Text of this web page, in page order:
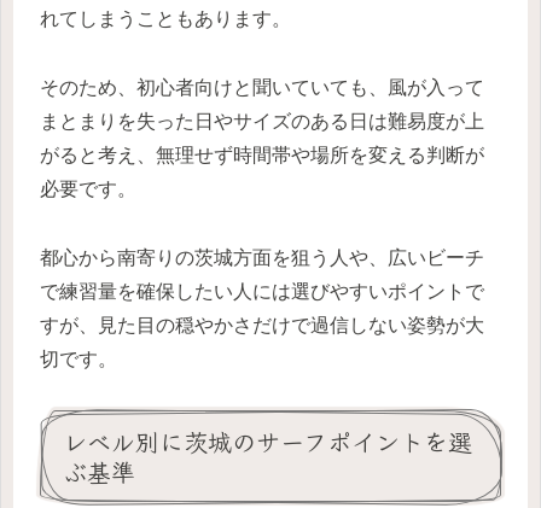
れてしまうこともあります。
そのため、初心者向けと聞いていても、風が入って
まとまりを失った日やサイズのある日は難易度が上
がると考え、無理せず時間帯や場所を変える判断が
必要です。
都心から南寄りの茨城方面を狙う人や、広いビーチ
で練習量を確保したい人には選びやすいポイントで
すが、見た目の穏やかさだけで過信しない姿勢が大
切です。
レベル別に茨城のサーフポイントを選
ぶ基準